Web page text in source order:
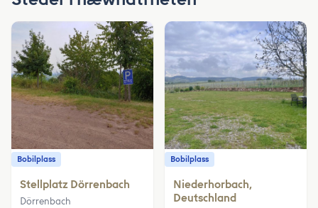
Bobilplass
Stellplatz Dörrenbach
Dörrenbach
Bobilplass
Niederhorbach,
Deutschland